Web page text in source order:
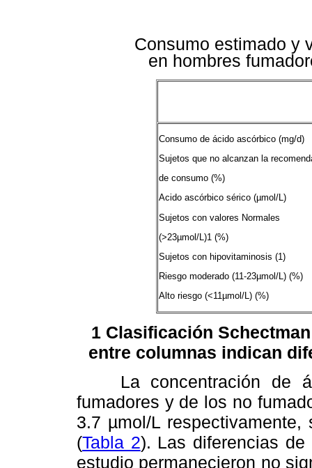
Consumo estimado y
en hombres
Consumo de ácido ascórbico (mg/d)
Sujetos que no alcanzan la
de consumo (%)
Acido ascórbico sérico (µmol/L)
Sujetos con valores Normales
(>23µmol/L)1 (%)
Sujetos con hipovitaminosis (1)
Riesgo moderado (11-23µmol/L) (%)
Alto riesgo (<11µmol/L) (%)
1 Clasificación
entre columnas indican
La concentración de
fumadores y de los no
3.7 µmol/L
(Tabla 2). Las diferencias
estudio permanecieron no